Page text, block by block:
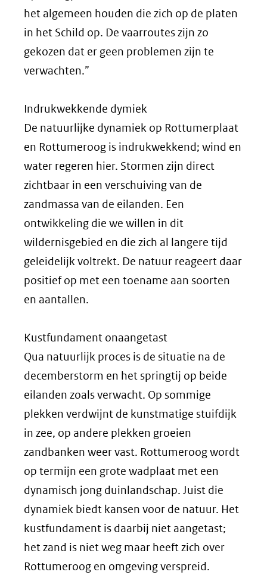
het algemeen houden die zich op de platen
in het Schild op. De vaarroutes zijn zo
gekozen dat er geen problemen zijn te
verwachten.”
Indrukwekkende dymiek
De natuurlijke dynamiek op Rottumerplaat
en Rottumeroog is indrukwekkend; wind en
water regeren hier. Stormen zijn direct
zichtbaar in een verschuiving van de
zandmassa van de eilanden. Een
ontwikkeling die we willen in dit
wildernisgebied en die zich al langere tijd
geleidelijk voltrekt. De natuur reageert daar
positief op met een toename aan soorten
en aantallen.
Kustfundament onaangetast
Qua natuurlijk proces is de situatie na de
decemberstorm en het springtij op beide
eilanden zoals verwacht. Op sommige
plekken verdwijnt de kunstmatige stuifdijk
in zee, op andere plekken groeien
zandbanken weer vast. Rottumeroog wordt
op termijn een grote wadplaat met een
dynamisch jong duinlandschap. Juist die
dynamiek biedt kansen voor de natuur. Het
kustfundament is daarbij niet aangetast;
het zand is niet weg maar heeft zich over
Rottumeroog en omgeving verspreid.